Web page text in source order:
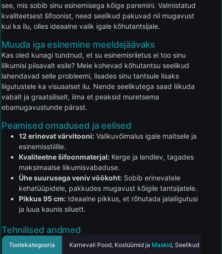
see, mis sobib sinu esinemisega kõige paremini. Valmistatud
kvaliteetsest šifoonist, need seelikud pakuvad nii mugavust
kui ka ilu, olles ideaalne valik igale kõhutantsijale.
Muuda iga esinemine meeldejäävaks
Kas oled kunagi tundnud, et su esinemisriietus ei too sinu
liikumisi piisavalt esile? Meie kohevad kõhutantsu seelikud
lahendavad selle probleemi, lisades sinu tantsule lisaks
liigutustele ka visuaalset ilu. Nende seelikutega saad liikuda
vabalt ja graatsiliselt, ilma et peaksid muretsema
ebamugavustunde pärast.
Peamised omadused ja eelised
12 erinevat värvitooni: Valikuvõimalus igale maitsele ja
esinemisstiilile.
Kvaliteetne šifoonmaterjal: Kerge ja lendlev, tagades
maksimaalse liikumisvabaduse.
Ühe suurusega veniv vöökoht: Sobib erinevatele
kehatüüpidele, pakkudes mugavust kõigile tantsijatele.
Pikkus 95 cm: Ideaalne pikkus, et rõhutada jalaliigutusi
ja luua kaunis siluett.
Tehnilised andmed
Tootekategooria Karnevali Pood, Kostüümid ja Maskid, Seelikud